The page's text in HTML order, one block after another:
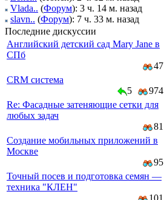
Vlada.. (Форум): 3 ч. 14 м. назад
slavn.. (Форум): 7 ч. 33 м. назад
Последние дискуссии
Английский детский сад Mary Jane в
СПб
47
CRM система
5
974
Re: Фасадные затеняющие сетки для
любых задач
81
Создание мобильных приложений в
Москве
95
Точный посев и подготовка семян —
техника "КЛЕН"
101